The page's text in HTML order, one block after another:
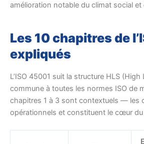
amélioration notable du climat social et
Les 10 chapitres de
expliqués
L’ISO 45001 suit la structure HLS (High
commune à toutes les normes ISO de
chapitres 1 à 3 sont contextuels — les
opérationnels et constituent le cœur